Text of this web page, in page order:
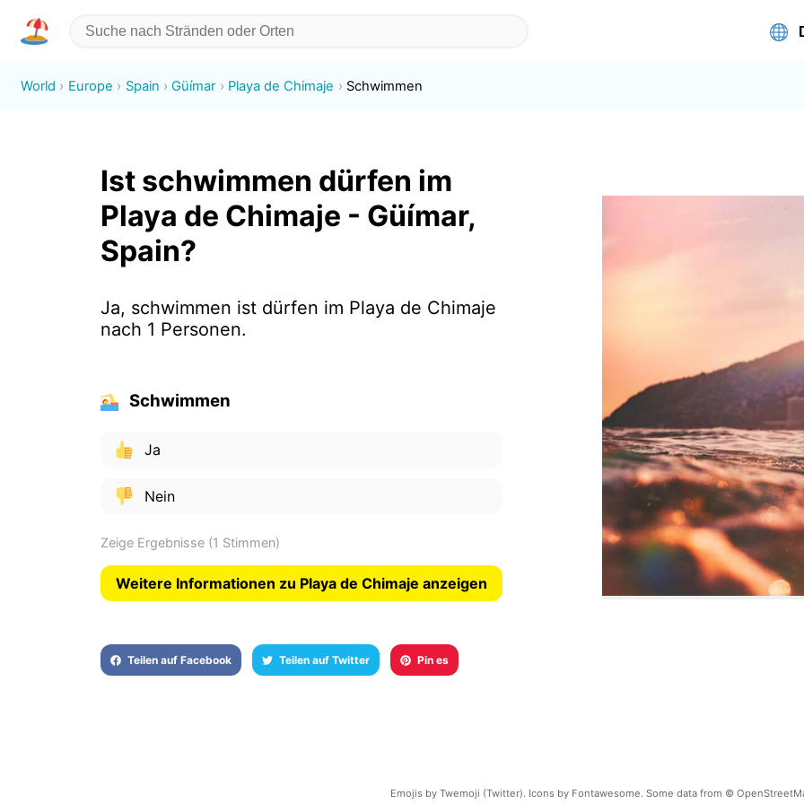
World Europe Spain Güímar Playa de Chimaje Schwimmen
Ist schwimmen dürfen im
Playa de Chimaje - Güímar,
Spain?
Ja, schwimmen ist dürfen im Playa de Chimaje
nach 1 Personen.
Schwimmen
Ja
Nein
Zeige Ergebnisse(1 Stimmen)
Weitere Informationen zu Playa de Chimaje anzeigen
Teilen auf Facebook Teilen auf Twitter Pin es
Emojis by Twemoji (Twitter). Icons by Fontawesome. Some data from ©